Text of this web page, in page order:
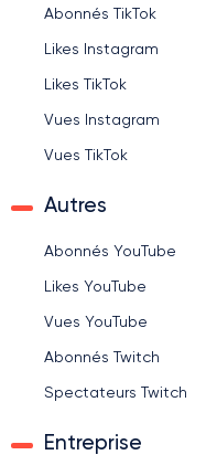
Abonnés TikTok
Likes Instagram
Likes TikTok
Vues Instagram
Vues TikTok
Autres
Abonnés YouTube
Likes YouTube
Vues YouTube
Abonnés Twitch
Spectateurs Twitch
Entreprise